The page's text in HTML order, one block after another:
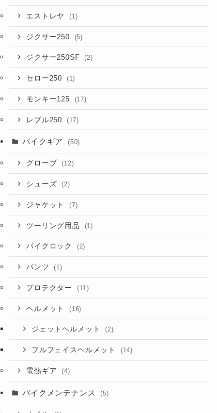
エストレヤ (1)
ジクサー250 (5)
ジクサー250SF (2)
セロー250 (1)
モンキー125 (17)
レブル250 (17)
バイクギア (50)
グローブ (12)
シューズ (2)
ジャケット (7)
ツーリング用品 (1)
バイクロック (2)
パンツ (1)
プロテクター (11)
ヘルメット (16)
ジェットヘルメット (2)
フルフェイスヘルメット (14)
電熱ギア (4)
バイクメンテナンス (5)